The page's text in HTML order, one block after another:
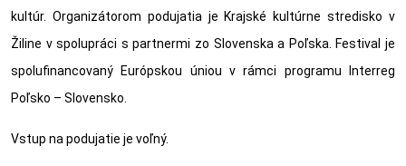
kultúr. Organizátorom podujatia je Krajské kultúrne stredisko v
Žiline v spolupráci s partnermi zo Slovenska a Poľska . Festival je
spolufinancovaný Európskou úniou v rámci programu
Interreg
Poľsko – Slovensko
Vstup na podujatie je voľný.